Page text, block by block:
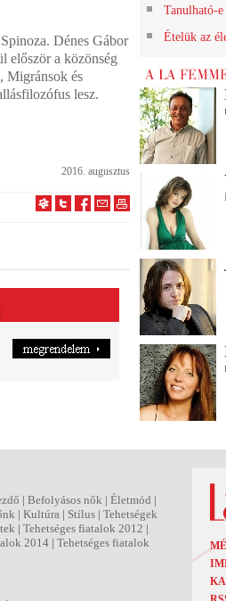
Dénes Gábor
először a közönség
Migránsok és
lesz.
2016. augusztus
Tanulható-
Ételük az
| Befolyásos nők | Életmód |
| Kultúra | Stílus | Tehetségek
| Tehetséges fiatalok 2012 |
2014 | Tehetséges fiatalok